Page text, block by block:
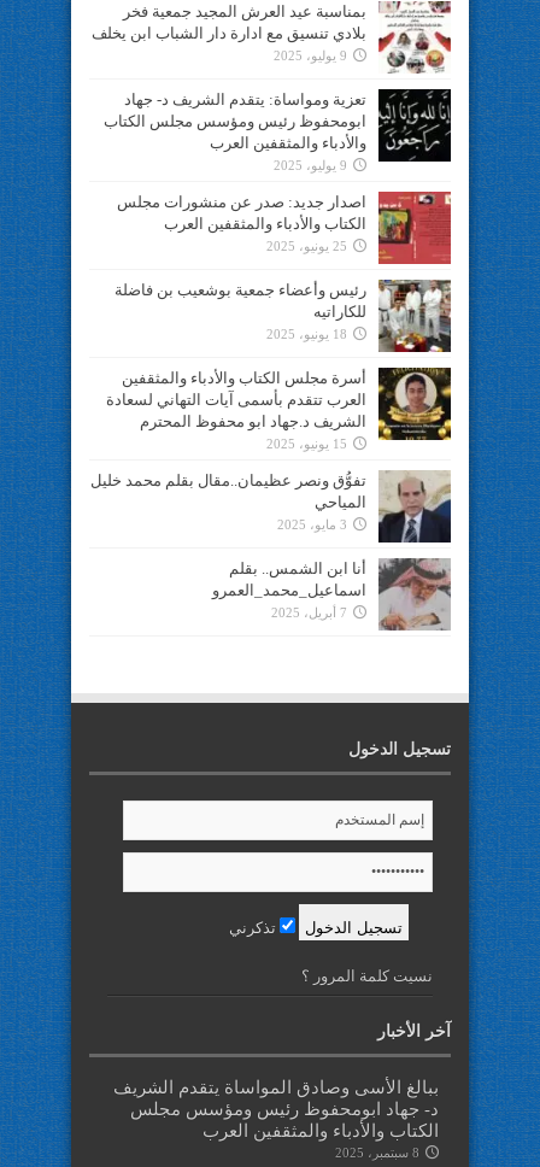
بمناسبة عيد العرش المجيد جمعية فخر
بلادي تنسيق مع ادارة دار الشباب ابن يخلف
9 يوليو، 2025
تعزية ومواساة: يتقدم الشريف د- جهاد
ابومحفوظ رئيس ومؤسس مجلس الكتاب
والأدباء والمثقفين العرب
9 يوليو، 2025
اصدار جديد: صدر عن منشورات مجلس
الكتاب والأدباء والمثقفين العرب
25 يونيو، 2025
رئيس وأعضاء جمعية بوشعيب بن فاضلة
للكاراتيه
18 يونيو، 2025
أسرة مجلس الكتاب والأدباء والمثقفين
العرب تتقدم بأسمى آيات التهاني لسعادة
الشريف د.جهاد ابو محفوظ المحترم
15 يونيو، 2025
تفوُّق ونصر عظيمان..مقال بقلم محمد خليل
المياحي
3 مايو، 2025
أنا ابن الشمس.. بقلم
اسماعيل_محمد_العمرو
7 أبريل، 2025
تسجيل الدخول
تذكرني
نسيت كلمة المرور ؟
آخر الأخبار
ببالغ الأسى وصادق المواساة يتقدم الشريف
د- جهاد ابومحفوظ رئيس ومؤسس مجلس
الكتاب والأدباء والمثقفين العرب
8 سبتمبر، 2025